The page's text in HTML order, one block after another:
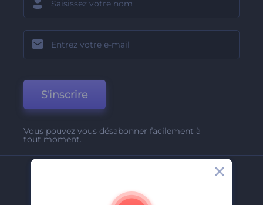
S'inscrire
Vous pouvez vous désabonner facilement à
tout moment.
A Propos De Nous